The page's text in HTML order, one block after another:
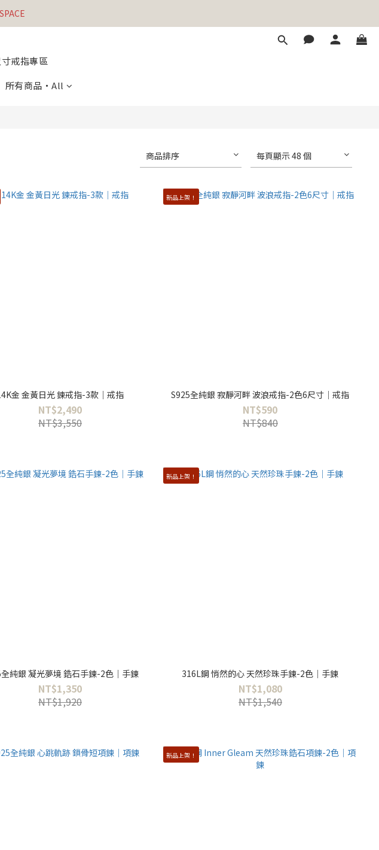
戒指專區
所有商品・All
商品排序 每頁顯示 48 個
金 金黃日光 鍊戒指-3款｜戒指
NT$2,490
NT$3,550
新品上架！
S925全純銀 寂靜河畔 波浪戒指-2色6尺寸｜戒指
NT$590
NT$840
純銀 凝光夢境 鋯石手鍊-2色｜手鍊
NT$1,350
NT$1,920
新品上架！
316L鋼 悄然的心 天然珍珠手鍊-2色｜手鍊
NT$1,080
NT$1,540
新品上架！